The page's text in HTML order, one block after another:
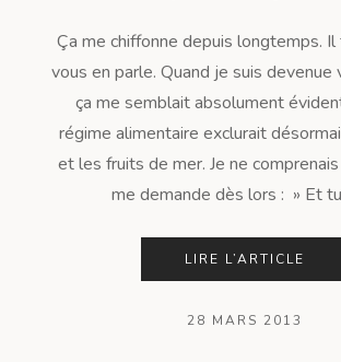
Ça me chiffonne depuis longtemps.
vous en parle. Quand je suis devenue
ça me semblait absolument
régime alimentaire exclurait
et les fruits de mer. Je ne comprenais
me demande dès lors : » Et tu
LIRE L’ARTICLE
28 MARS 2013